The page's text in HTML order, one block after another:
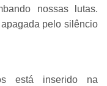
nossas lutas.
pelo silêncio
está inserido na